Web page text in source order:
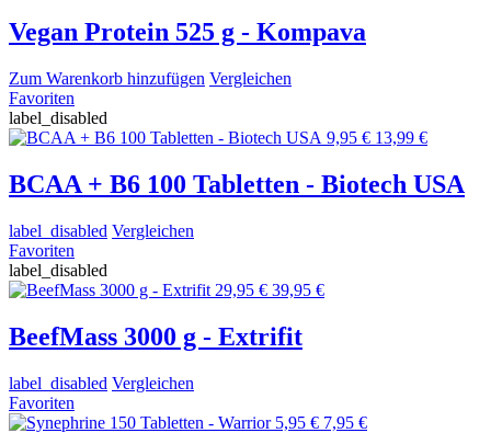
Vegan Protein 525 g - Kompava
Zum Warenkorb hinzufügen Vergleichen
Favoriten
label_disabled
9,95 € 13,99 €
BCAA + B6 100 Tabletten - Biotech USA
label_disabled Vergleichen
Favoriten
label_disabled
29,95 € 39,95 €
BeefMass 3000 g - Extrifit
label_disabled Vergleichen
Favoriten
5,95 € 7,95 €